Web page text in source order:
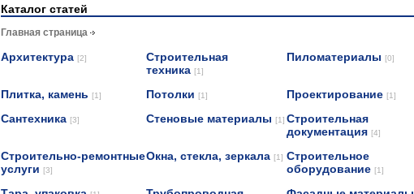
Каталог статей
Главная страница
Архитектура [2]
Строительная
техника [1]
Пиломатериалы [0]
Плитка, камень [1] Потолки [1] Проектирование [1]
Сантехника [3] Стеновые материалы [1] Строительная
документация [4]
Строительно-ремонтные
услуги [3]
Окна, стекла, зеркала [1] Строительное
оборудование [1]